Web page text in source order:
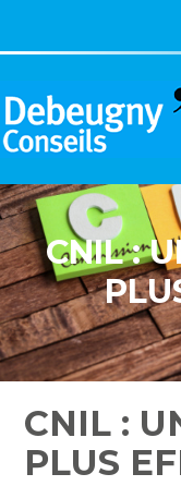
Aller
au
CNIL :
CNIL :
PLUS